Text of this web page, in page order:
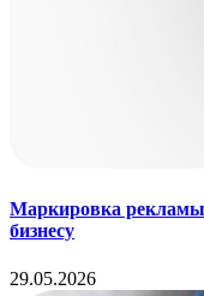
Маркировка рекламы
бизнесу
29.05.2026